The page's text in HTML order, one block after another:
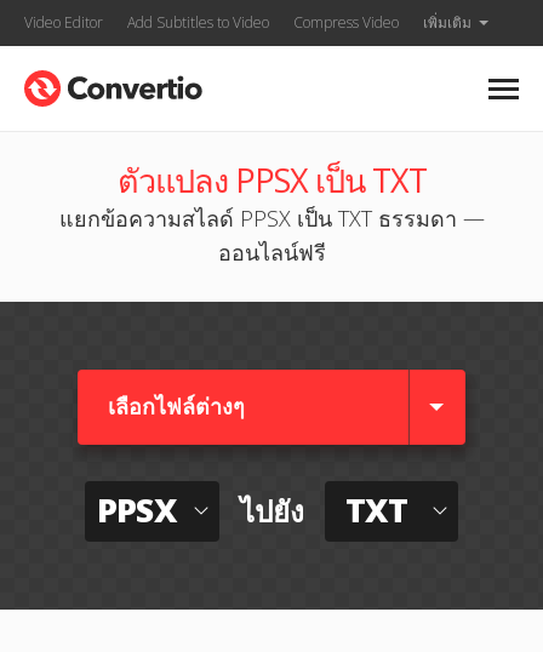
Video Editor Add Subtitles to Video Compress Video เพิ่มเติม
ตัวแปลง PPSX เป็น TXT
แยกข้อความสไลด์ PPSX เป็น TXT ธรรมดา —
ออนไลน์ฟรี
เลือกไฟล์ต่างๆ​
PPSX ไปยัง TXT